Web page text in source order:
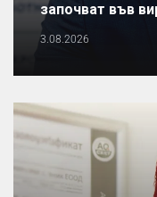
започват във
3.08.2026